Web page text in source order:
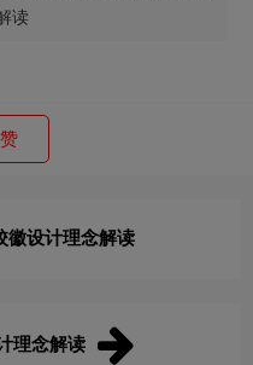
读
赞
徽设计理念解读
理念解读